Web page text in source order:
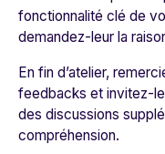
fonctionnalité clé de
demandez-leur la
En fin d’atelier,
feedbacks et invitez-
des discussions
compréhension.